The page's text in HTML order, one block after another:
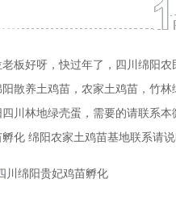
老板好呀，快过年了，四川绵阳
阳散养土鸡苗，农家土鸡苗，竹
川林地绿壳蛋，需要的请联系
化 绵阳农家土鸡苗基地联系请